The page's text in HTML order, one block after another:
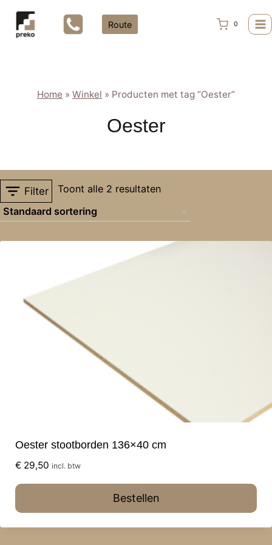
naar
inhoud
Route 0
Home » Winkel » Producten met tag “Oester”
Oester
Filter Toont alle 2 resultaten
Oester stootborden 136×40 cm
€ 29,50 incl. btw
Bestellen